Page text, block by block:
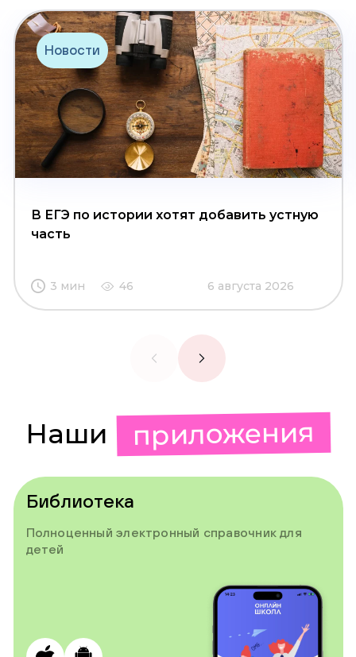
Новости
В ЕГЭ по истории хотят добавить устную
часть
3 мин 46 6 августа 2026
Наши приложения
Библиотека
Полноценный электронный справочник для
детей